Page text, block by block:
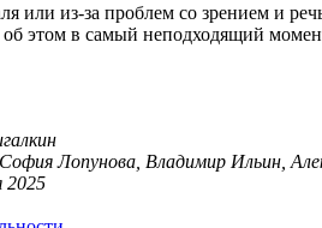
или из-за проблем со зрением и
этом в самый неподходящий
Лопунова, Владимир Ильин,
2025